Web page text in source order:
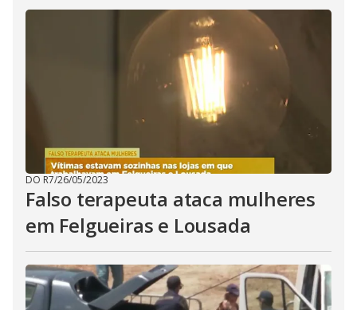
DO R7/26/05/2023
Falso terapeuta ataca mulheres
em Felgueiras e Lousada